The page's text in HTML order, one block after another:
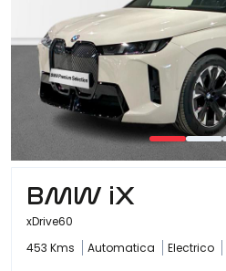
BMW iX
xDrive60
453 Kms
Automatica Electrico